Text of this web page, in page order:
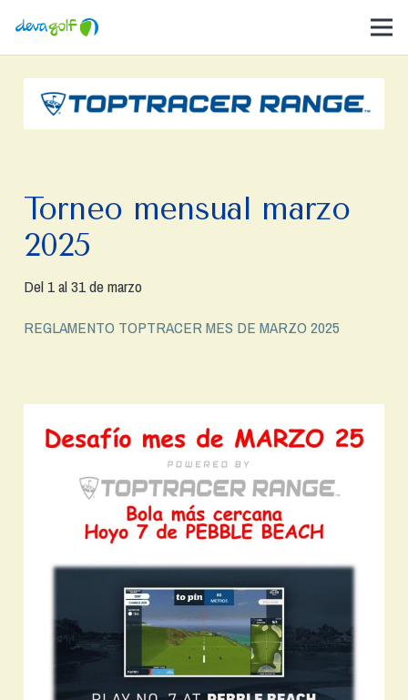
Torneo mensual marzo
2025
Del 1 al 31 de marzo
REGLAMENTO TOPTRACER MES DE MARZO 2025